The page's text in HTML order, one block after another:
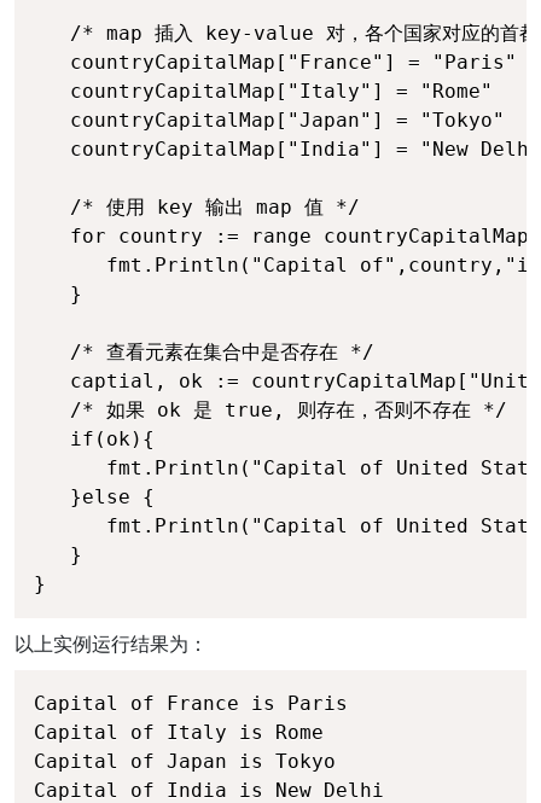
/* map 插入 key-value 对，各个国家对应的首
   countryCapitalMap["France"] = "Paris"
   countryCapitalMap["Italy"] = "Rome"
   countryCapitalMap["Japan"] = "Tokyo"
countryCapitalMap["India"] = "New
   /* 使用 key 输出 map 值 */
for country := range countryCapitalMap
fmt.Println("Capital
   }
   /* 查看元素在集合中是否存在 */
captial, ok :=
   /* 如果 ok 是 true, 则存在，否则不存在 */
   if(ok){
fmt.Println("Capital of United
   }else {
fmt.Println("Capital of United
   }
}
以上实例运行结果为：
Capital of France is Paris
Capital of Italy is Rome
Capital of Japan is Tokyo
Capital of India is New Delhi